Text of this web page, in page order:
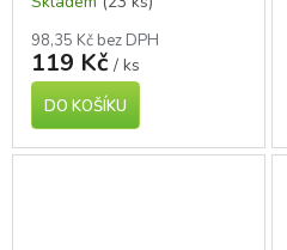
špičkou
98,35 Kč bez DPH
119 Kč / ks
DO KOŠÍKU